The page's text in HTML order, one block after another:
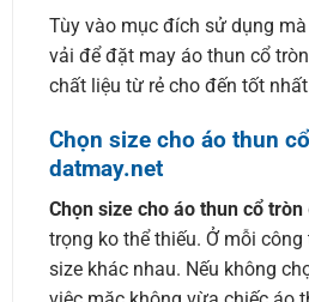
Tùy vào mục đích sử dụng
vải để đặt may áo thun cổ
chất liệu từ rẻ cho đến tốt
Chọn size cho áo thun
datmay.net
Chọn size cho áo thun cổ tròn
trọng ko thể thiếu. Ở mỗi
size khác nhau. Nếu không